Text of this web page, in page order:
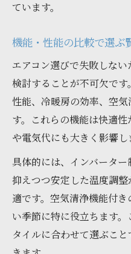
ています。
機能・性能の比較で選ぶ
エアコン選びで失敗しな
検討することが不可欠で
性能、冷暖房の効率、空
す。これらの機能は快適
や電気代にも大きく影響し
具体的には、インバータ
抑えつつ安定した温度調
適です。空気清浄機能付
い季節に特に役立ちます
タイルに合わせて選ぶこ